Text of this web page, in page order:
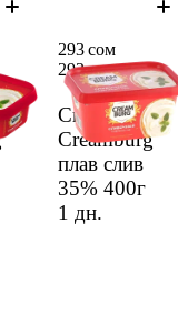
Сыр
Creamburg
плав слив
35% 400г
1 дн.
293 сом
293 сом